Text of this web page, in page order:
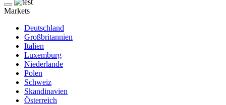
Markets
Deutschland
Großbritannien
Italien
Luxemburg
Niederlande
Polen
Schweiz
Skandinavien
Österreich